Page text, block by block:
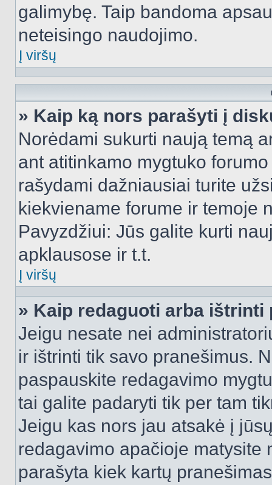
galimybę. Taip bandoma
neteisingo naudojimo.
Į viršų
» Kaip ką nors parašyti į
Norėdami sukurti naują temą
ant atitinkamo mygtuko
rašydami dažniausiai turite
kiekviename forume ir temoje
Pavyzdžiui: Jūs galite kurti
apklausose ir t.t.
Į viršų
» Kaip redaguoti arba ištrinti
Jeigu nesate nei
ir ištrinti tik savo pranešimus.
paspauskite redagavimo
tai galite padaryti tik per tam
Jeigu kas nors jau atsakė į
redagavimo apačioje matysite
parašyta kiek kartų